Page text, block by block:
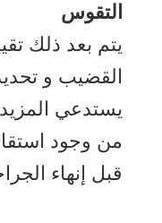
التقوس
يتم بعد ذلك
القضيب و
يستدعي
من وجود
قبل إنهاء